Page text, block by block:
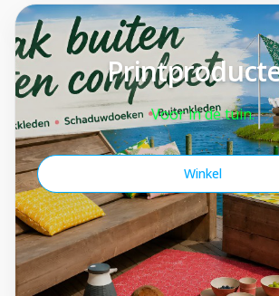
Voor in de tuin.
Winkel